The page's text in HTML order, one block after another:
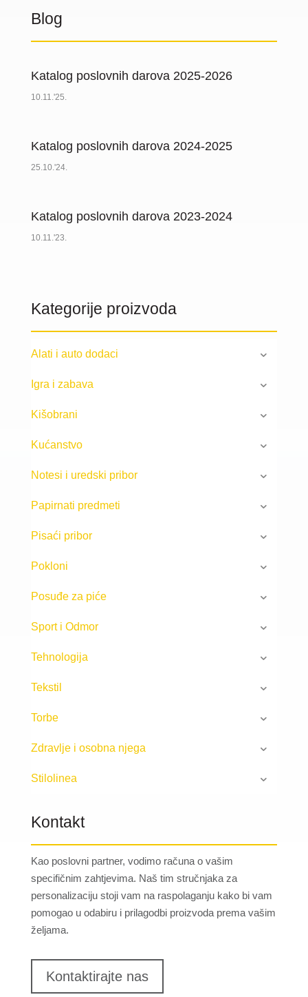
Blog
Katalog poslovnih darova 2025-2026
10.11.'25.
Katalog poslovnih darova 2024-2025
25.10.'24.
Katalog poslovnih darova 2023-2024
10.11.'23.
Kategorije proizvoda
Alati i auto dodaci
Igra i zabava
Kišobrani
Kućanstvo
Notesi i uredski pribor
Papirnati predmeti
Pisaći pribor
Pokloni
Posuđe za piće
Sport i Odmor
Tehnologija
Tekstil
Torbe
Zdravlje i osobna njega
Stilolinea
Kontakt
Kao poslovni partner, vodimo računa o vašim
specifičnim zahtjevima. Naš tim stručnjaka za
personalizaciju stoji vam na raspolaganju kako bi vam
pomogao u odabiru i prilagodbi proizvoda prema vašim
željama.
Kontaktirajte nas